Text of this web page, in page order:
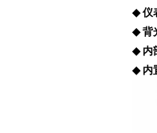
◆ 仪
◆ 背
◆ 内
◆ 内